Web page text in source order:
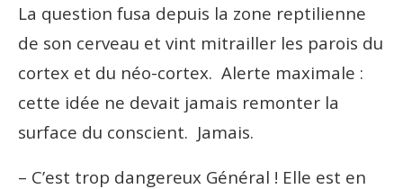
La question fusa depuis la zone reptilienne
de son cerveau et vint mitrailler les parois du
cortex et du néo-cortex. Alerte maximale :
cette idée ne devait jamais remonter la
surface du conscient. Jamais.
– C’est trop dangereux Général ! Elle est en